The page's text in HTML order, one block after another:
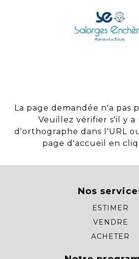
La page demandée n'a pas
Veuillez vérifier s'il y
d'orthographe dans l'URL
page d'accueil en
Nos
ESTIMER
VENDRE
ACHETER